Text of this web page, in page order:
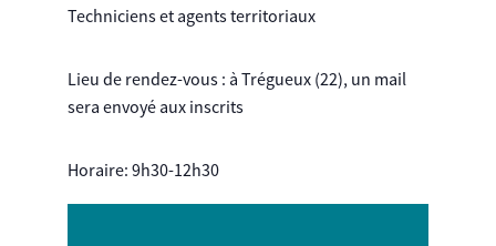
Techniciens et agents territoriaux
Lieu de rendez-vous : à Trégueux (22), un mail
sera envoyé aux inscrits
Horaire: 9h30-12h30